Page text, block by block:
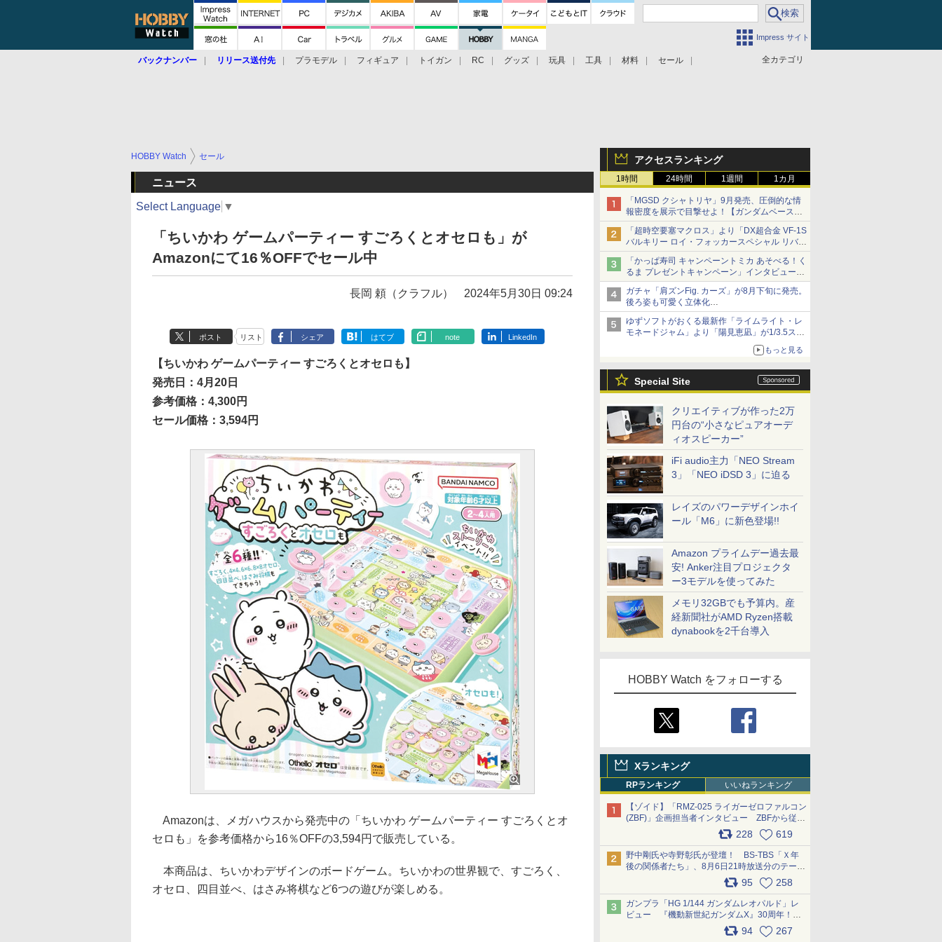
Impress サイト
全カテゴリ
バックナンバー リリース送付先 プラモデル フィギュア トイガン RC グッズ 玩具 工具 材料 セール
アクセスランキング
1時間 24時間 1週間 1カ月
「MGSD クシャトリヤ」9月発売、圧倒的な情
報密度を展示で目撃せよ！【ガンダムベース撮
り下ろし】
「超時空要塞マクロス」より「DX超合金 VF-1S
バルキリー ロイ・フォッカースペシャル リバイ
バルVer.」本日発売！
「かっぱ寿司 キャンペーントミカ あそべる！く
るま プレゼントキャンペーン」インタビュー
子どもが楽しめるかっぱ寿司ならではの体験と
コラボの楽しさを追求
ガチャ「肩ズンFig. カーズ」が8月下旬に発売。
後ろ姿も可愛く立体化
ライトニング・マックィーンやメーターなど4
種がラインナップ
ゆずソフトがおくる最新作「ライムライト・レ
モネードジャム」より「陽見恵凪」が1/3.5スケ
メガネ姿も表現できるオプションパーツが付属
もっと見る
Special Site
クリエイティブが作った2万
円台の“小さなピュアオーデ
ィオスピーカー”
iFi audio主力「NEO Stream
3」「NEO iDSD 3」に迫る
レイズのパワーデザインホイ
ール「M6」に新色登場!!
Amazon プライムデー過去最
安! Anker注目プロジェクタ
ー3モデルを使ってみた
メモリ32GBでも予算内。産
経新聞社がAMD Ryzen搭載
dynabookを2千台導入
HOBBY Watch をフォローする
Xランキング
RPランキング いいねランキング
【ゾイド】「RMZ-025 ライガーゼロファルコン
(ZBF)」企画担当者インタビュー ZBFから従来
デザインまで再現可能なボリューム満点のキッ
ト pic.x.com/6zOqQAQKkX
228 619
野中剛氏や寺野彰氏が登壇！ BS-TBS「Ｘ年
後の関係者たち」、8月6日21時放送分のテーマ
は「超合金」！ pic.x.com/uWyt1uyuFm
95 258
ガンプラ「HG 1/144 ガンダムレオパルド」レ
ビュー 『機動新世紀ガンダムX』30周年！イ
ンナーアームガトリングの変形機構まで再現し
最新フォーマットでキット化！
94 267
HOBBY Watch セール
ニュース
Select Language ▼
「ちいかわ ゲームパーティー すごろくとオセロも」が
Amazonにて16％OFFでセール中
長岡 頼（クラフル） 2024年5月30日 09:24
ポスト リスト シェア はてブ note LinkedIn
【ちいかわ ゲームパーティー すごろくとオセロも】
発売日：4月20日
参考価格：4,300円
セール価格：3,594円
Amazonは、メガハウスから発売中の「ちいかわ ゲームパーティー すごろくとオ
セロも」を参考価格から16％OFFの3,594円で販売している。
本商品は、ちいかわデザインのボードゲーム。ちいかわの世界観で、すごろく、
オセロ、四目並べ、はさみ将棋など6つの遊びが楽しめる。